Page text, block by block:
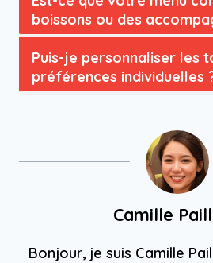
boissons ou des
Puis-je personnaliser les
préférences individuelles
Camille
Bonjour, je suis Camille